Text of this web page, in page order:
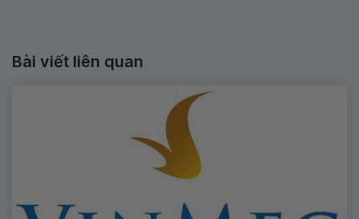
Bài viết liên quan